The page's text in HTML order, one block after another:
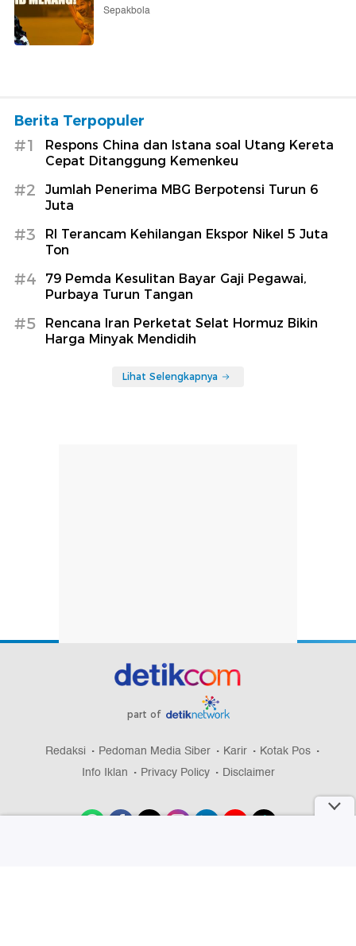
Sepakbola
Berita Terpopuler
#1
Respons China dan Istana soal Utang Kereta
Cepat Ditanggung Kemenkeu
#2
Jumlah Penerima MBG Berpotensi Turun 6
Juta
#3
RI Terancam Kehilangan Ekspor Nikel 5 Juta
Ton
#4
79 Pemda Kesulitan Bayar Gaji Pegawai,
Purbaya Turun Tangan
#5
Rencana Iran Perketat Selat Hormuz Bikin
Harga Minyak Mendidih
Lihat Selengkapnya
part of
Redaksi Pedoman Media Siber Karir
Kotak Pos
Info Iklan
Privacy Policy Disclaimer